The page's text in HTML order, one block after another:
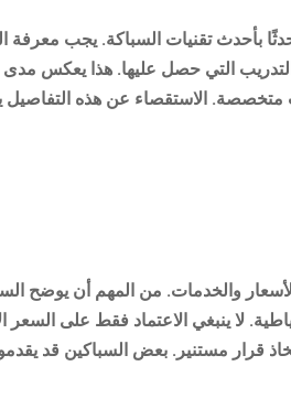
بأحدث تقنيات السباكة. يجب
التي حصل عليها. هذا يعكس مدى
متخصصة. الاستقصاء عن هذه
والخدمات. من المهم أن يوضح
لا ينبغي الاعتماد فقط على السعر
قرار مستنير. بعض السباكين قد